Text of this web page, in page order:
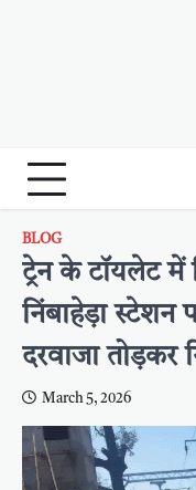
BLOG
ट्रेन के टॉयलेट में
निंबाहेड़ा स्टेशन
दरवाजा तोड़कर
March 5, 2026